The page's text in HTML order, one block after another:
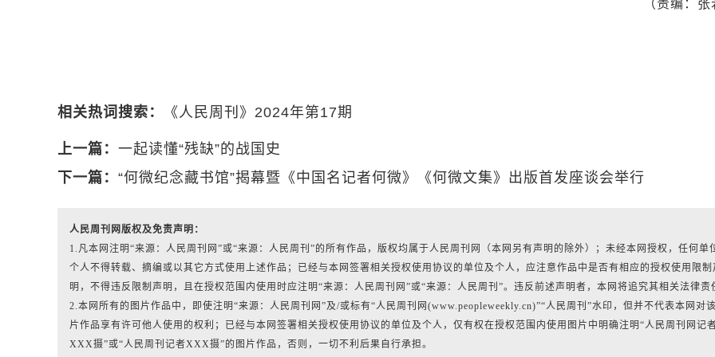
（责编：张
相关热词搜索： 《人民周刊》2024年第17期
上一篇： 一起读懂“残缺”的战国史
下一篇： “何微纪念藏书馆”揭幕暨《中国名记者何微》《何微文集》出版首发座谈会举行
人民周刊网版权及免责声明：
1.凡本网注明“来源：人民周刊网”或“来源：人民周刊”的所有作品，版权均属于人民周刊网（本网另有声明的除外）；未经本网授权，任何单
个人不得转载、摘编或以其它方式使用上述作品；已经与本网签署相关授权使用协议的单位及个人，应注意作品中是否有相应的授权使用限制
明，不得违反限制声明，且在授权范围内使用时应注明“来源：人民周刊网”或“来源：人民周刊”。违反前述声明者，本网将追究其相关法律责
2.本网所有的图片作品中，即使注明“来源：人民周刊网”及/或标有“人民周刊网(www.peopleweekly.cn)”“人民周刊”水印，但并不代表本网对
片作品享有许可他人使用的权利；已经与本网签署相关授权使用协议的单位及个人，仅有权在授权范围内使用图片中明确注明“人民周刊网记
XXX摄”或“人民周刊记者XXX摄”的图片作品，否则，一切不利后果自行承担。